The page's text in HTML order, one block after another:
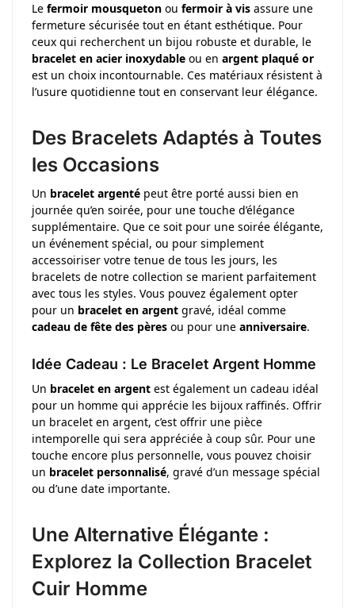
Le fermoir mousqueton ou fermoir à vis assure une
fermeture sécurisée tout en étant esthétique. Pour
ceux qui recherchent un bijou robuste et durable, le
bracelet en acier inoxydable ou en argent plaqué or
est un choix incontournable. Ces matériaux résistent à
l’usure quotidienne tout en conservant leur élégance.
Des Bracelets Adaptés à Toutes
les Occasions
Un bracelet argenté peut être porté aussi bien en
journée qu’en soirée, pour une touche d’élégance
supplémentaire. Que ce soit pour une soirée élégante,
un événement spécial, ou pour simplement
accessoiriser votre tenue de tous les jours, les
bracelets de notre collection se marient parfaitement
avec tous les styles. Vous pouvez également opter
pour un bracelet en argent gravé, idéal comme
cadeau de fête des pères ou pour une anniversaire.
Idée Cadeau : Le Bracelet Argent Homme
Un bracelet en argent est également un cadeau idéal
pour un homme qui apprécie les bijoux raffinés. Offrir
un bracelet en argent, c’est offrir une pièce
intemporelle qui sera appréciée à coup sûr. Pour une
touche encore plus personnelle, vous pouvez choisir
un bracelet personnalisé, gravé d’un message spécial
ou d’une date importante.
Une Alternative Élégante :
Explorez la Collection Bracelet
Cuir Homme